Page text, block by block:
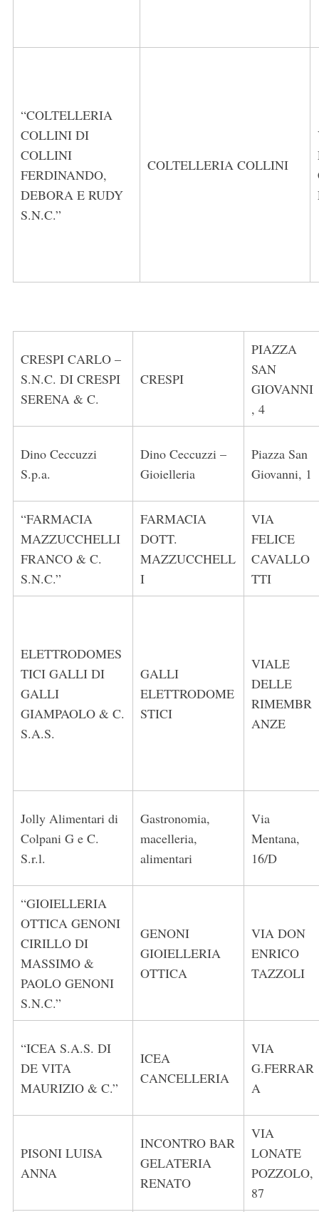
“COLTELLERIA
COLLINI DI
COLLINI
FERDINANDO,
DEBORA E RUDY
S.N.C.”
COLTELLERIA COLLINI
CRESPI CARLO –
S.N.C. DI CRESPI
SERENA & C.
CRESPI
PIAZZA
SAN
GIOVANNI
, 4
Dino Ceccuzzi
S.p.a.
Dino Ceccuzzi –
Gioielleria
Piazza San
Giovanni, 1
“FARMACIA
MAZZUCCHELLI
FRANCO & C.
S.N.C.”
FARMACIA
DOTT.
MAZZUCCHELL
I
VIA
FELICE
CAVALLO
TTI
ELETTRODOMES
TICI GALLI DI
GALLI
GIAMPAOLO & C.
S.A.S.
GALLI
ELETTRODOME
STICI
VIALE
DELLE
RIMEMBR
ANZE
Jolly Alimentari di
Colpani G e C.
S.r.l.
Gastronomia,
macelleria,
alimentari
Via
Mentana,
16/D
“GIOIELLERIA
OTTICA GENONI
CIRILLO DI
MASSIMO &
PAOLO GENONI
S.N.C.”
GENONI
GIOIELLERIA
OTTICA
VIA DON
ENRICO
TAZZOLI
“ICEA S.A.S. DI
DE VITA
MAURIZIO & C.”
ICEA
CANCELLERIA
VIA
G.FERRAR
A
PISONI LUISA
ANNA
INCONTRO BAR
GELATERIA
RENATO
VIA
LONATE
POZZOLO,
87
S
e
r
c
: